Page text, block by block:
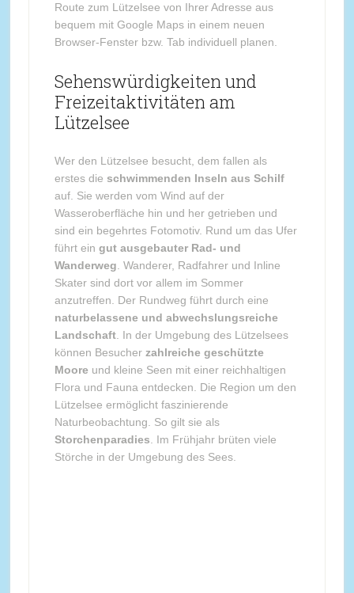
Route zum Lützelsee von Ihrer Adresse aus
bequem mit Google Maps in einem neuen
Browser-Fenster bzw. Tab individuell planen.
Sehenswürdigkeiten und
Freizeitaktivitäten am
Lützelsee
Wer den Lützelsee besucht, dem fallen als
erstes die schwimmenden Inseln aus Schilf
auf. Sie werden vom Wind auf der
Wasseroberfläche hin und her getrieben und
sind ein begehrtes Fotomotiv. Rund um das Ufer
führt ein gut ausgebauter Rad- und
Wanderweg . Wanderer, Radfahrer und Inline
Skater sind dort vor allem im Sommer
anzutreffen. Der Rundweg führt durch eine
naturbelassene und abwechslungsreiche
Landschaft. In der Umgebung des Lützelsees
können Besucher zahlreiche geschützte
Moore und kleine Seen mit einer reichhaltigen
Flora und Fauna entdecken. Die Region um den
Lützelsee ermöglicht faszinierende
Naturbeobachtung. So gilt sie als
Storchenparadies . Im Frühjahr brüten viele
Störche in der Umgebung des Sees.